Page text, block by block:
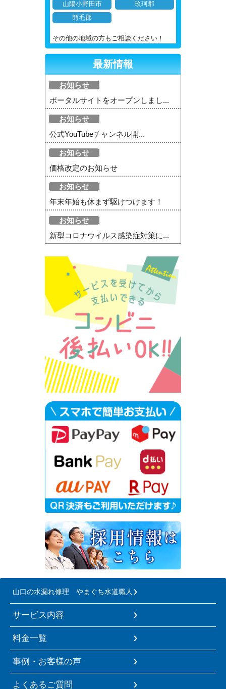
山陽小野田市
玖珂郡
熊毛郡
その他の地域の方もご相談ください！
最新情報
お知らせ
ポータルサイトをオープンしまし...
お知らせ
公式YouTubeチャンネル開...
お知らせ
価格改定のお知らせ
お知らせ
年末年始も休まず駆けつけます！
お知らせ
新型コロナウイルス感染症対策に...
山口の水漏れ修理 やまぐち水道職人
サービス内容
料金一覧
事例・お客様の声
よくあるご質問